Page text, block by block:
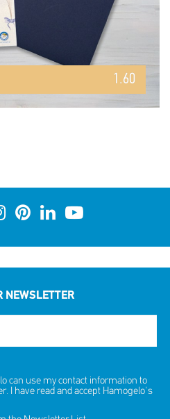
1.60
NEWSLETTER
can use my contact information to
I have read and accept Hamogelo's